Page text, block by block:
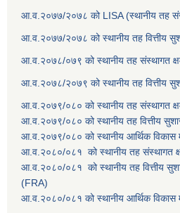
आ.व.२०७७/२०७८ को LISA (स्थानीय तह
आ.व.२०७७/२०७८ को स्थानीय तह वित्तीय
आ.व.२०७८/०७९ को स्थानीय तह संस्थागत
आ.व.२०७८/२०७९ को स्थानीय तह वित्तीय
आ.व.२०७९/०८० को स्थानीय तह संस्थागत
आ.व.२०७९/०८० को स्थानीय तह वित्तीय
आ.व.२०७९/०८० को स्थानीय आर्थिक
आ.व.२०८०/०८१ को स्थानीय तह संस्थागत
आ.व.२०८०/०८१ को स्थानीय तह वित्तीय
(FRA)
आ.व.२०८०/०८१ को स्थानीय आर्थिक